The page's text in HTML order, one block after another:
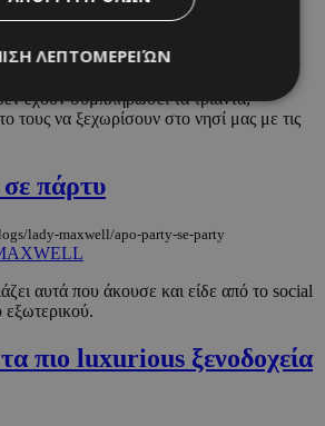
interviews/4-gynaikes-kai-oi-start-up-
έχουν συμπληρώσει τα τριάντα,
τους να ξεχωρίσουν στο νησί μας με τις
πάρτυ
lady-maxwell/apo-party-se-party
αυτά που άκουσε και είδε από το social
πιο luxurious ξενοδοχεία
ΛΕΠΤΟΜΕΡΕΙΏΝ
cookies επιτρέπουν
του ιστότοπου, όπως τη
και τη διαχείριση λογαριασμού.
μπορεί να χρησιμοποιηθεί σωστά
απαραίτητα cookies.
Προμηθευτής/
Πεδίο
Λήξη